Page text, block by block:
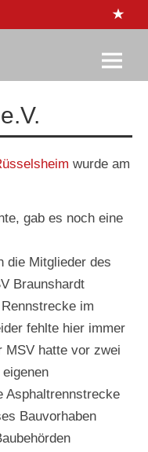
wurde am
gab es noch eine
die Mitglieder des
Braunshardt
im
fehlte hier immer
MSV hatte vor zwei
Asphaltrennstrecke
Bauvorhaben